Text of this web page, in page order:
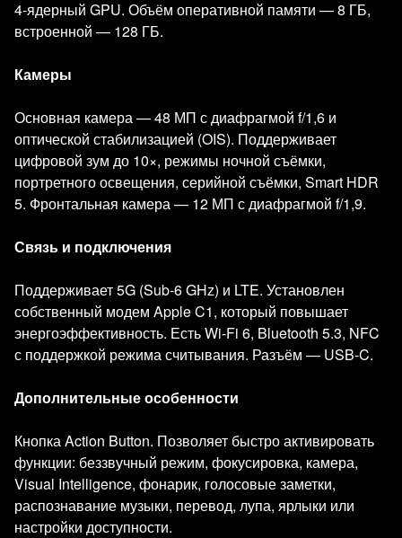
4‑ядерный GPU. Объём оперативной памяти — 8 ГБ,
встроенной — 128 ГБ.
Камеры
Основная камера — 48 МП с диафрагмой f/1,6 и
оптической стабилизацией (OIS). Поддерживает
цифровой зум до 10×, режимы ночной съёмки,
портретного освещения, серийной съёмки, Smart HDR
5. Фронтальная камера — 12 МП с диафрагмой f/1,9.
Связь и подключения
Поддерживает 5G (Sub‑6 GHz) и LTE. Установлен
собственный модем Apple C1, который повышает
энергоэффективность. Есть Wi‑Fi 6, Bluetooth 5.3, NFC
с поддержкой режима считывания. Разъём — USB‑C.
Дополнительные особенности
Кнопка Action Button. Позволяет быстро активировать
функции: беззвучный режим, фокусировка, камера,
Visual Intelligence, фонарик, голосовые заметки,
распознавание музыки, перевод, лупа, ярлыки или
настройки доступности.